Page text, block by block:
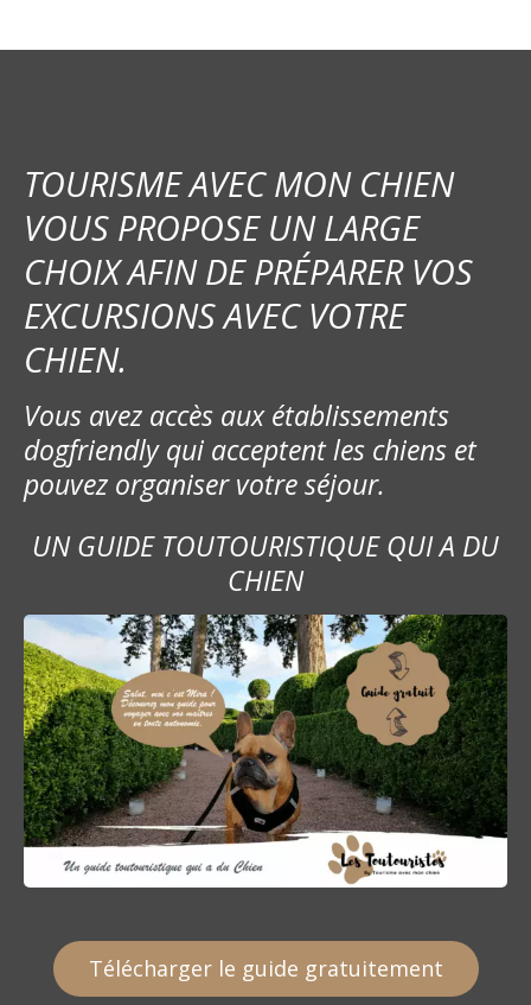
TOURISME AVEC MON CHIEN
VOUS PROPOSE UN LARGE
CHOIX AFIN DE PRÉPARER VOS
EXCURSIONS AVEC VOTRE
CHIEN.
Vous avez accès aux établissements
dogfriendly qui acceptent les chiens et
pouvez organiser votre séjour.
UN GUIDE TOUTOURISTIQUE QUI A DU
CHIEN
Télécharger le guide gratuitement